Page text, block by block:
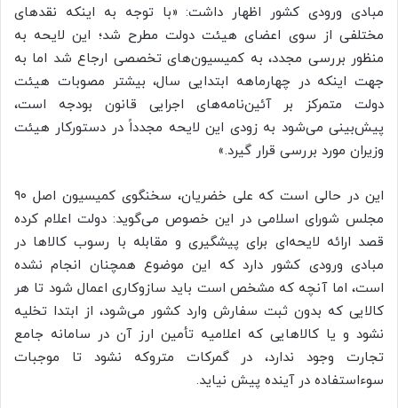
مبادی ورودی کشور اظهار داشت: «با توجه به اینکه نقدهای
مختلفی از سوی اعضای هیئت دولت مطرح شد؛ این لایحه به
منظور بررسی مجدد، به کمیسیون‌های تخصصی ارجاع شد اما به
جهت اینکه در چهارماهه ابتدایی سال، بیشتر مصوبات هیئت
دولت متمرکز بر آئین‌نامه‌های اجرایی قانون بودجه است،
پیش‌بینی می‌شود به زودی این لایحه مجدداً در دستورکار هیئت
وزیران مورد بررسی قرار گیرد.»
این در حالی است که علی خضریان، سخنگوی کمیسیون اصل ۹۰
مجلس شورای اسلامی در این خصوص می‌گوید: دولت اعلام کرده
قصد ارائه لایحه‌ای برای پیشگیری و مقابله با رسوب کالاها در
مبادی ورودی کشور دارد که این موضوع همچنان انجام نشده
است، اما آنچه که مشخص است باید سازوکاری اعمال شود تا هر
کالایی که بدون ثبت سفارش وارد کشور می‌شود، از ابتدا تخلیه
نشود و یا کالاهایی که اعلامیه تأمین ارز آن در سامانه جامع
تجارت وجود ندارد، در گمرکات متروکه نشود تا موجبات
سوءاستفاده در آینده پیش نیاید.